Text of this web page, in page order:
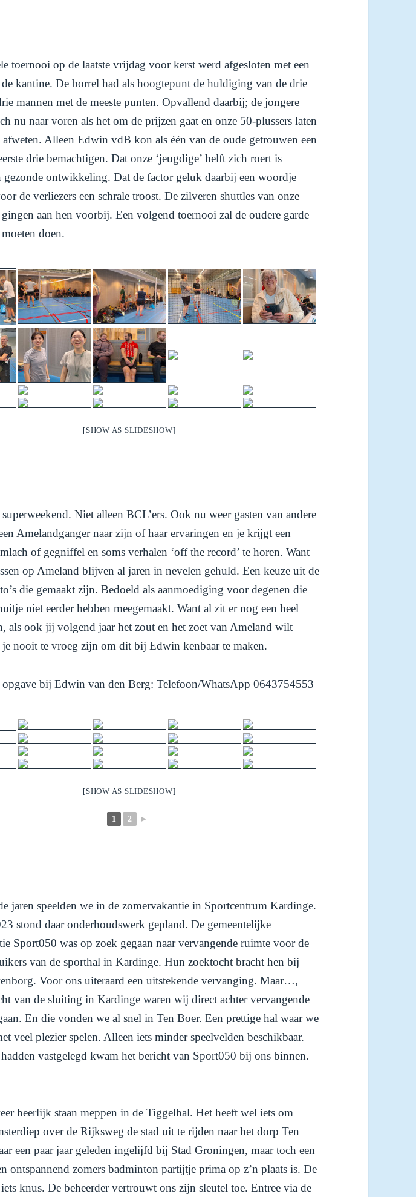
toernooi op de laatste vrijdag voor kerst werd afgesloten met een
kantine. De borrel had als hoogtepunt de huldiging van de drie
mannen met de meeste punten. Opvallend daarbij; de jongere
nu naar voren als het om de prijzen gaat en onze 50-plussers laten
afweten. Alleen Edwin vdB kon als één van de oude getrouwen een
drie bemachtigen. Dat onze ‘jeugdige’ helft zich roert is
gezonde ontwikkeling. Dat de factor geluk daarbij een woordje
de verliezers een schrale troost. De zilveren shuttles van onze
aan hen voorbij. Een volgend toernooi zal de oudere garde
doen.
[SHOW AS SLIDESHOW]
Niet alleen BCL’ers. Ook nu weer gasten van andere
Amelandganger naar zijn of haar ervaringen en je krijgt een
of gegniffel en soms verhalen ‘off the record’ te horen. Want
op Ameland blijven al jaren in nevelen gehuld. Een keuze uit de
die gemaakt zijn. Bedoeld als aanmoediging voor degenen die
niet eerder hebben meegemaakt. Want al zit er nog een heel
als ook jij volgend jaar het zout en het zoet van Ameland wilt
nooit te vroeg zijn om dit bij Edwin kenbaar te maken.
bij Edwin van den Berg: Telefoon/WhatsApp 0643754553
[SHOW AS SLIDESHOW]
1 2 ►
jaren speelden we in de zomervakantie in Sportcentrum Kardinge.
stond daar onderhoudswerk gepland. De gemeentelijke
Sport050 was op zoek gegaan naar vervangende ruimte voor de
van de sporthal in Kardinge. Hun zoektocht bracht hen bij
Voor ons uiteraard een uitstekende vervanging. Maar…,
van de sluiting in Kardinge waren wij direct achter vervangende
En die vonden we al snel in Ten Boer. Een prettige hal waar we
veel plezier spelen. Alleen iets minder speelvelden beschikbaar.
vastgelegd kwam het bericht van Sport050 bij ons binnen.
heerlijk staan meppen in de Tiggelhal. Het heeft wel iets om
over de Rijksweg de stad uit te rijden naar het dorp Ten
een paar jaar geleden ingelijfd bij Stad Groningen, maar toch een
ontspannend zomers badminton partijtje prima op z’n plaats is. De
knus. De beheerder vertrouwt ons zijn sleutel toe. Entree via de